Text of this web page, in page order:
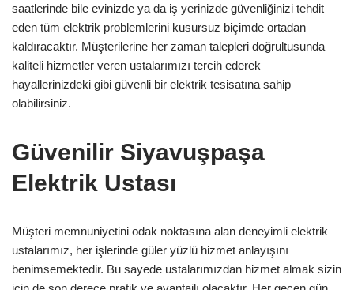
saatlerinde bile evinizde ya da iş yerinizde güvenliğinizi tehdit
eden tüm elektrik problemlerini kusursuz biçimde ortadan
kaldıracaktır. Müşterilerine her zaman talepleri doğrultusunda
kaliteli hizmetler veren ustalarımızı tercih ederek
hayallerinizdeki gibi güvenli bir elektrik tesisatına sahip
olabilirsiniz.
Güvenilir Siyavuşpaşa
Elektrik Ustası
Müşteri memnuniyetini odak noktasına alan deneyimli elektrik
ustalarımız, her işlerinde güler yüzlü hizmet anlayışını
benimsemektedir. Bu sayede ustalarımızdan hizmet almak sizin